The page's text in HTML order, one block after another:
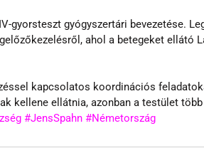
gyorsteszt gyógyszertári bevezetése.
ahol a betegeket ellátó
kapcsolatos koordinációs
kellene ellátnia, azonban a testület
#JensSpahn #Németország